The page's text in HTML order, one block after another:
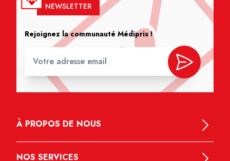
NEWSLETTER
Rejoignez la communauté Médiprix !
À PROPOS DE NOUS
NOS SERVICES